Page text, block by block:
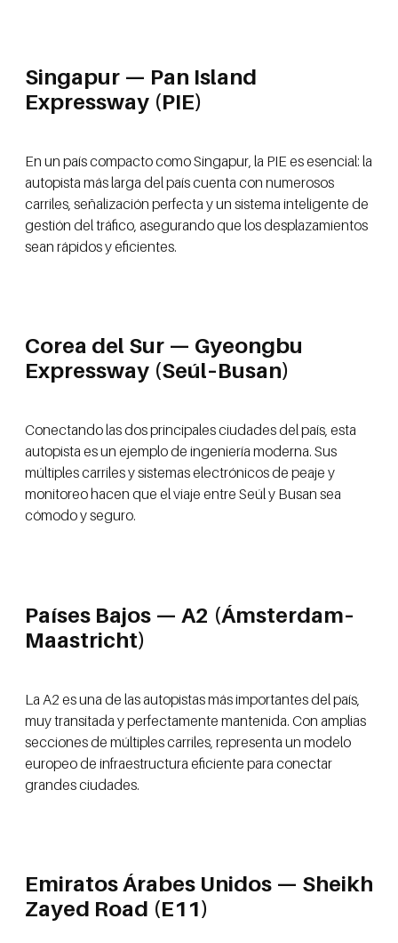
Singapur — Pan Island
Expressway (PIE)
En un país compacto como Singapur, la PIE es esencial: la
autopista más larga del país cuenta con numerosos
carriles, señalización perfecta y un sistema inteligente de
gestión del tráfico, asegurando que los desplazamientos
sean rápidos y eficientes.
Corea del Sur — Gyeongbu
Expressway (Seúl–Busan)
Conectando las dos principales ciudades del país, esta
autopista es un ejemplo de ingeniería moderna. Sus
múltiples carriles y sistemas electrónicos de peaje y
monitoreo hacen que el viaje entre Seúl y Busan sea
cómodo y seguro.
Países Bajos — A2 (Ámsterdam–
Maastricht)
La A2 es una de las autopistas más importantes del país,
muy transitada y perfectamente mantenida. Con amplias
secciones de múltiples carriles, representa un modelo
europeo de infraestructura eficiente para conectar
grandes ciudades.
Emiratos Árabes Unidos — Sheikh
Zayed Road (E11)